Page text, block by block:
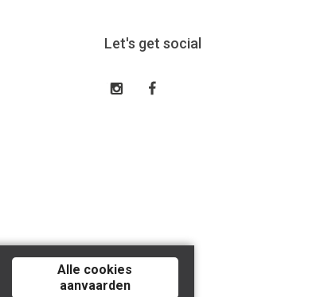
Let's get social
Alle cookies
aanvaarden